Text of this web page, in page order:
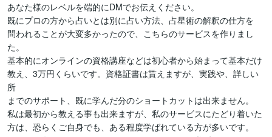
あなた様のレベルを端的にDMでお伝えください。
既にプロの方から占いとは別に占い方法、占星術の解釈の仕方を
問われることが大変多かったので、こちらのサービスを作りまし
た。
基本的にオンラインの資格講座などは初心者から始まって基本だけ
教え、3万円くらいです。資格証書は貰えますが、実践や、詳しい
所
までのサポート、既に学んだ分のショートカットは出来ません。
私は最初から教える事も出来ますが、私のサービスにたどり着いた
方は、恐らくご自身でも、ある程度学ばれている方が多いです。